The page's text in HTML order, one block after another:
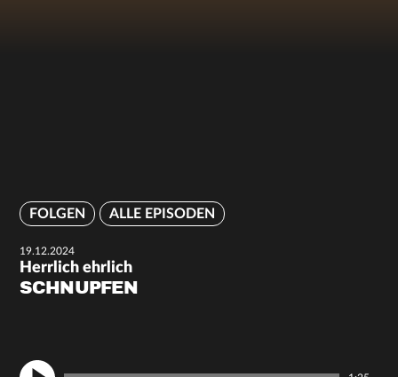
FOLGEN ALLE EPISODEN
19.12.2024
Herrlich ehrlich
SCHNUPFEN